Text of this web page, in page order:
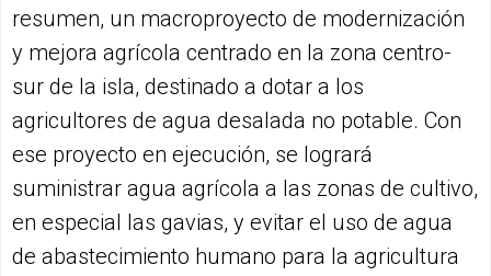
resumen, un macroproyecto de modernización
y mejora agrícola centrado en la zona centro-
sur de la isla, destinado a dotar a los
agricultores de agua desalada no potable. Con
ese proyecto en ejecución, se logrará
suministrar agua agrícola a las zonas de cultivo,
en especial las gavias, y evitar el uso de agua
de abastecimiento humano para la agricultura